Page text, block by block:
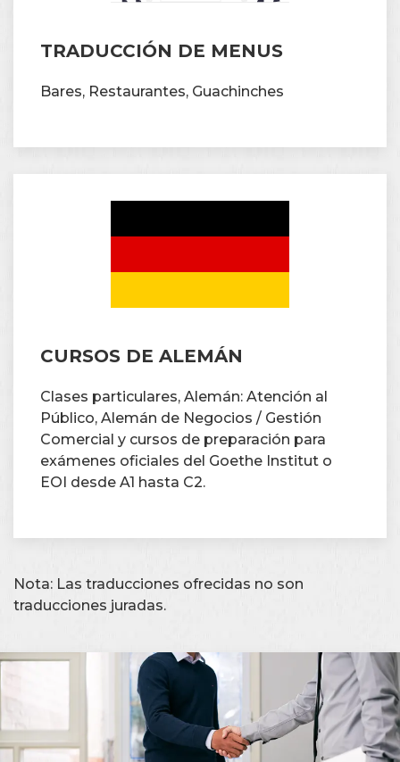
TRADUCCIÓN DE MENUS
Bares, Restaurantes, Guachinches
CURSOS DE ALEMÁN
Clases particulares, Alemán: Atención al
Público, Alemán de Negocios / Gestión
Comercial y cursos de preparación para
exámenes oficiales del Goethe Institut o
EOI desde A1 hasta C2.
Nota: Las traducciones ofrecidas no son
traducciones juradas.